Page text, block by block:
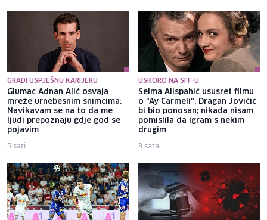
GRADI USPJEŠNU KARIJERU
Glumac Adnan Alić osvaja
mreže urnebesnim snimcima:
Navikavam se na to da me
ljudi prepoznaju gdje god se
pojavim
5 sati
USKORO NA SFF-U
Selma Alispahić ususret filmu
o "Ay Carmeli": Dragan Jovičić
bi bio ponosan; nikada nisam
pomislila da igram s nekim
drugim
3 sata